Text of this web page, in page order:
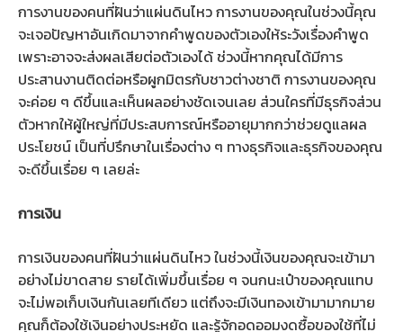
การงานของคนที่ฝันว่าแผ่นดินไหว การงานของคุณในช่วงนี้คุณ
จะเจอปัญหาอันเกิดมาจากคำพูดของตัวเองให้ระวังเรื่องคำพูด
เพราะอาจจะส่งผลเสียต่อตัวเองได้ ช่วงนี้หากคุณได้มีการ
ประสานงานติดต่อหรือผูกมิตรกับชาวต่างชาติ การงานของคุณ
จะค่อย ๆ ดีขึ้นและเห็นผลอย่างชัดเจนเลย ส่วนใครที่มีธุรกิจส่วน
ตัวหากให้ผู้ใหญ่ที่มีประสบการณ์หรืออายุมากกว่าช่วยดูแลผล
ประโยชน์ เป็นที่ปรึกษาในเรื่องต่าง ๆ ทางธุรกิจและธุรกิจของคุณ
จะดีขึ้นเรื่อย ๆ เลยล่ะ
การเงิน
การเงินของคนที่ฝันว่าแผ่นดินไหว ในช่วงนี้เงินของคุณจะเข้ามา
อย่างไม่ขาดสาย รายได้เพิ่มขึ้นเรื่อย ๆ จนกนะเป๋าของคุณแทบ
จะไม่พอเก็บเงินกันเลยทีเดียว แต่ถึงจะมีเงินทองเข้ามามากมาย
คุณก็ต้องใช้เงินอย่างประหยัด และรู้จักอดออมงดซื้อของใช้ที่ไม่